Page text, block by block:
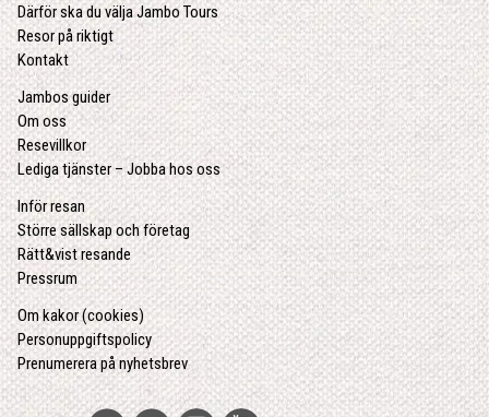
Därför ska du välja Jambo Tours
Resor på riktigt
Kontakt
Jambos guider
Om oss
Resevillkor
Lediga tjänster – Jobba hos oss
Inför resan
Större sällskap och företag
Rätt&vist resande
Pressrum
Om kakor (cookies)
Personuppgiftspolicy
Prenumerera på nyhetsbrev